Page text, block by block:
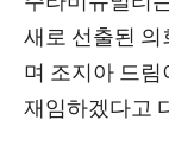
새로 선출된 의
며 조지아 드
재임하겠다고